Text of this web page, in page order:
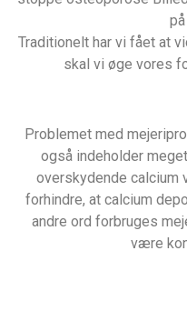
Traditionelt har vi fået at
skal vi øge vores
Problemet med
også indeholder
overskydende calcium
forhindre, at calcium
andre ord forbruges
være